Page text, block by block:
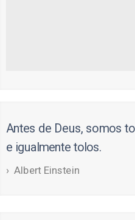
Antes de Deus, somos
e igualmente tolos.
Albert Einstein